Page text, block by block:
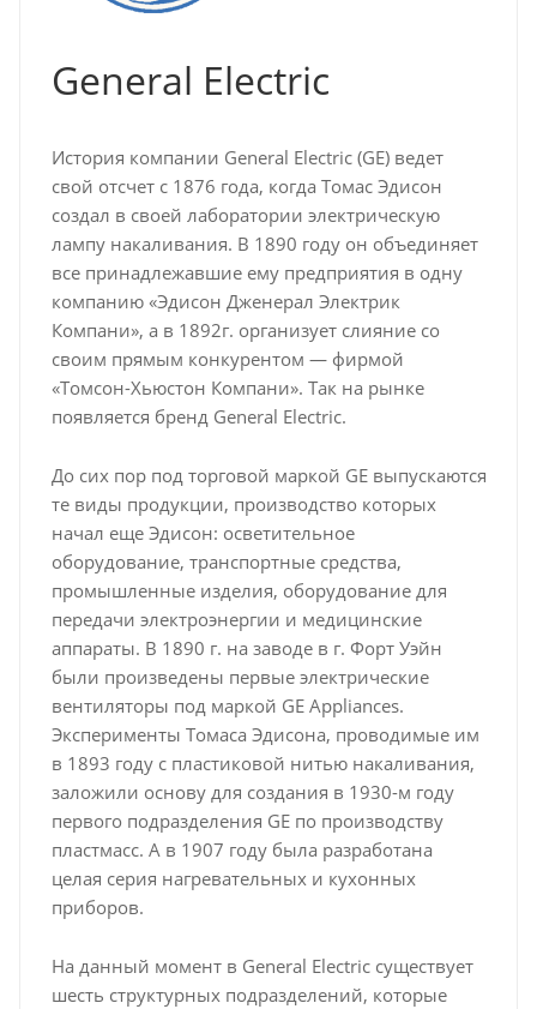
General Electric
История компании General Electric (GE) ведет
свой отсчет с 1876 года, когда Томас Эдисон
создал в своей лаборатории электрическую
лампу накаливания. В 1890 году он объединяет
все принадлежавшие ему предприятия в одну
компанию «Эдисон Дженерал Электрик
Компани», а в 1892г. организует слияние со
своим прямым конкурентом — фирмой
«Томсон-Хьюстон Компани». Так на рынке
появляется бренд General Electric.
До сих пор под торговой маркой GE выпускаются
те виды продукции, производство которых
начал еще Эдисон: осветительное
оборудование, транспортные средства,
промышленные изделия, оборудование для
передачи электроэнергии и медицинские
аппараты. В 1890 г. на заводе в г. Форт Уэйн
были произведены первые электрические
вентиляторы под маркой GE Appliances.
Эксперименты Томаса Эдисона, проводимые им
в 1893 году с пластиковой нитью накаливания,
заложили основу для создания в 1930-м году
первого подразделения GE по производству
пластмасс. А в 1907 году была разработана
целая серия нагревательных и кухонных
приборов.
На данный момент в General Electric существует
шесть структурных подразделений, которые